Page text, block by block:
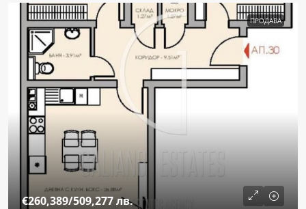
ПРОДАВА
€260,389/509,277 лв.